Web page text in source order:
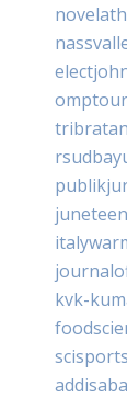
kvk-